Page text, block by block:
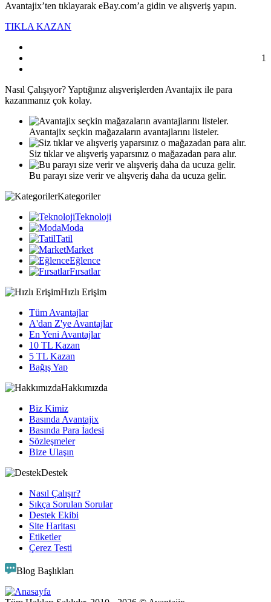
Avantajix’ten tıklayarak eBay.com’a gidin ve alışveriş yapın.
TIKLA KAZAN
1
Nasıl Çalışıyor?Yaptığınız alışverişlerden Avantajix ile para
kazanmanız çok kolay.
Avantajix seçkin mağazaların avantajlarını listeler.
Siz tıklar ve alışveriş yaparsınız o mağazadan para alır.
Bu parayı size verir ve alışveriş daha da ucuza gelir.
Kategoriler
Teknoloji
Moda
Tatil
Market
Eğlence
Fırsatlar
Hızlı Erişim
Tüm Avantajlar
A'dan Z'ye Avantajlar
En Yeni Avantajlar
10 TL Kazan
5 TL Kazan
Bağış Yap
Hakkımızda
Biz Kimiz
Basında Avantajix
Basında Para İadesi
Sözleşmeler
Bize Ulaşın
Destek
Nasıl Çalışır?
Sıkça Sorulan Sorular
Destek Ekibi
Site Haritası
Etiketler
Çerez Testi
Blog Başlıkları